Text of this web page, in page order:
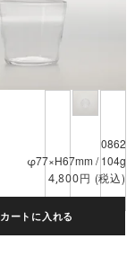
0862
φ77×H67mm / 104g
4,800円 (税込)
カートに入れる